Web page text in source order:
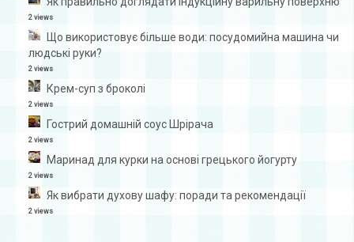
2 views
Що використовує більше води: посудомийна машина чи
людські руки?
2 views
Крем-суп з броколі
2 views
Гострий домашній соус Шрірача
2 views
Маринад для курки на основі грецького йогурту
2 views
Як вибрати духову шафу: поради та рекомендації
2 views